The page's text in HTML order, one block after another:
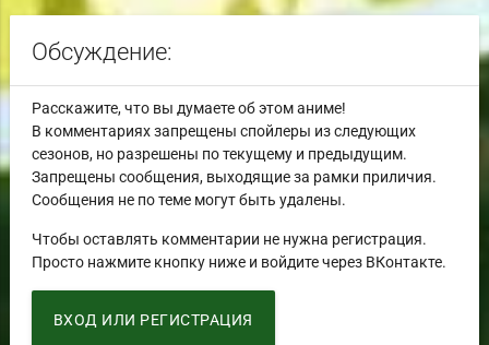
Обсуждение:
Расскажите, что вы думаете об этом аниме!
В комментариях запрещены спойлеры из следующих
сезонов, но разрешены по текущему и предыдущим.
Запрещены сообщения, выходящие за рамки приличия.
Сообщения не по теме могут быть удалены.
Чтобы оставлять комментарии не нужна регистрация.
Просто нажмите кнопку ниже и войдите через ВКонтакте.
ВХОД ИЛИ РЕГИСТРАЦИЯ